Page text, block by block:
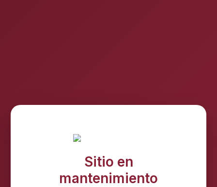
Sitio en
mantenimiento